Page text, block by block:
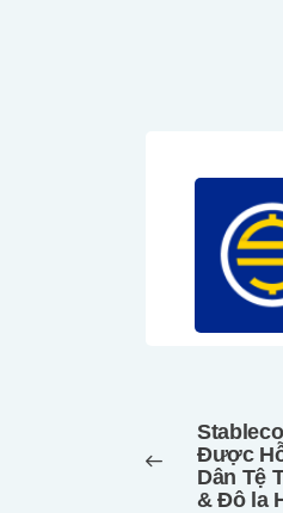
bài
viết
Previous
post:
Được
Dân Tệ
& Đô la